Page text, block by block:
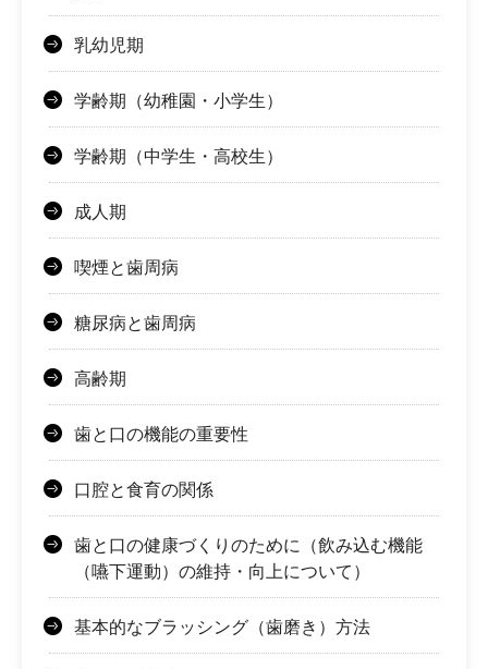
乳幼児期
学齢期（幼稚園・小学生）
学齢期（中学生・高校生）
成人期
喫煙と歯周病
糖尿病と歯周病
高齢期
歯と口の機能の重要性
口腔と食育の関係
歯と口の健康づくりのために（飲み込む機能
（嚥下運動）の維持・向上について）
基本的なブラッシング（歯磨き）方法